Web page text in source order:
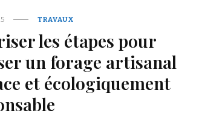
TRAVAUX
les étapes pour
un forage artisanal
et écologiquement